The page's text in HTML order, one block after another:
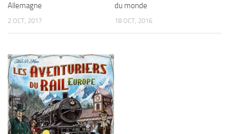
Allemagne
2 OCT, 2017
du monde
18 OCT, 2016